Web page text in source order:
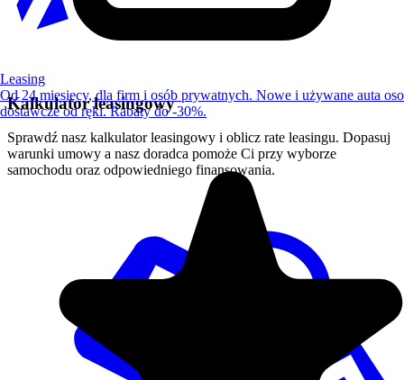
Kalkulator leasingowy
Sprawdź nasz kalkulator leasingowy i oblicz rate leasingu. Dopasuj
warunki umowy a nasz doradca pomoże Ci przy wyborze
samochodu oraz odpowiedniego finansowania.
Leasing
Od 24 miesięcy, dla firm i osób prywatnych. Nowe i używane auta
dostawcze od ręki. Rabaty do -30%.